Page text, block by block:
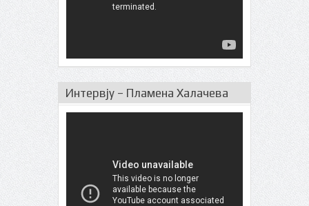
Интервју – Пламена Халачева